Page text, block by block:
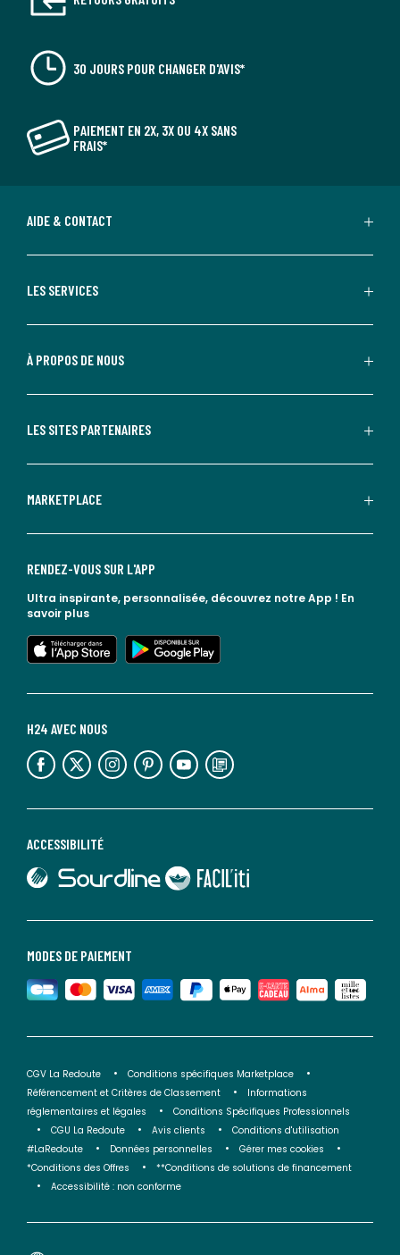
30 JOURS POUR CHANGER D'AVIS*
PAIEMENT EN 2X, 3X OU 4X SANS
FRAIS*
AIDE & CONTACT
LES SERVICES
À PROPOS DE NOUS
LES SITES PARTENAIRES
MARKETPLACE
MODES DE PAIEMENT
ACCESSIBILITÉ
lien vers Sourdline
lien vers Faciliti
H24 AVEC NOUS
lien vers l'espace réseaux sociaux lien vers l'espace réseaux sociaux lien vers l'espace réseaux sociaux lien vers l'espace réseaux sociaux lien vers l'espace réseaux sociaux lien vers le blog la redoute
RENDEZ-VOUS SUR L'APP
Ultra inspirante, personnalisée, découvrez notre App ! En
savoir plus
lien vers l'app store
lien vers google play
CGV La Redoute
Conditions spécifiques Marketplace
Référencement et Critères de Classement
Informations
réglementaires et légales
Conditions Spécifiques Professionnels
CGU La Redoute
Avis clients
Conditions d'utilisation
#LaRedoute
Données personnelles
Gérer mes cookies
*Conditions des Offres
**Conditions de solutions de financement
Accessibilité : non conforme